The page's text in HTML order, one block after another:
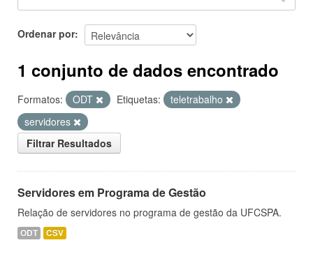
Sobre
Ordenar por
1 conjunto de dados encontrado
Formatos: ODT Etiquetas:
teletrabalho
servidores
Filtrar Resultados
Servidores em Programa de Gestão
Relação de servidores no programa de gestão da UFCSPA.
ODT CSV